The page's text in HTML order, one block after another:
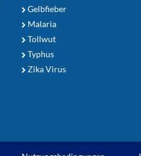
Gelbfieber
Malaria
Tollwut
Typhus
Zika Virus